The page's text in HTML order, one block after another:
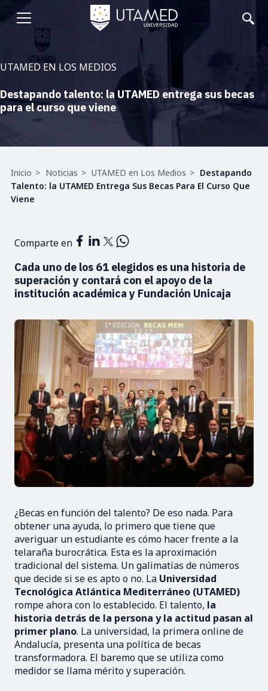
Pasar
contenido
principal
Abrir
menu
UTAMED EN LOS MEDIOS
Destapando talento: la UTAMED entrega sus becas
para el curso que viene
Ruta
de
navegación
Inicio Noticias UTAMED en Los Medios
Destapando
Talento: la UTAMED Entrega Sus Becas Para El Curso Que
Viene
Comparte en
Cada uno de los 61 elegidos es una historia de
superación y contará con el apoyo de la
institución académica y Fundación Unicaja
¿Becas en función del talento? De eso nada. Para
obtener una ayuda, lo primero que tiene que
averiguar un estudiante es cómo hacer frente a la
telaraña burocrática. Esta es la aproximación
tradicional del sistema. Un galimatías de números
que decide si se es apto o no. La Universidad
Tecnológica Atlántica Mediterráneo (UTAMED)
rompe ahora con lo establecido. El talento, la
historia detrás de la persona y la actitud pasan al
primer plano. La universidad, la primera online de
Andalucía, presenta una política de becas
transformadora. El baremo que se utiliza como
medidor se llama mérito y superación.